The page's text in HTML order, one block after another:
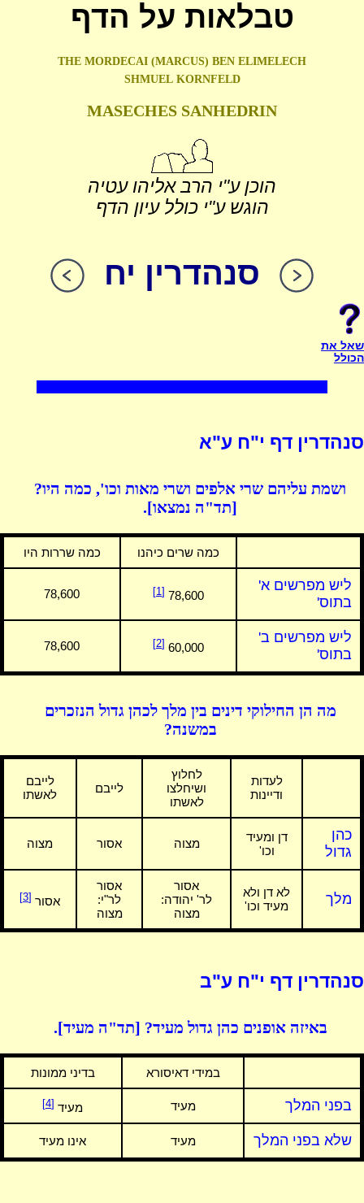
טבלאות על הדף
THE MORDECAI (MARCUS) BEN ELIMELECH
SHMUEL KORNFELD
MASECHES SANHEDRIN
הוכן ע"י הרב אליהו עטיה
הוגש ע"י כולל עיון הדף
סנהדרין יח
שאל את
הכולל
סנהדרין דף י"ח ע"א
ושמת עליהם שרי אלפים ושרי מאות וכו', כמה היו?
[תד"ה נמצאו].
כמה שרים כיהנו כמה שררות היו
ליש מפרשים א'
בתוס'
78,600
[1]
78,600
ליש מפרשים ב'
בתוס'
60,000
[2]
78,600
מה הן החילוקי דינים בין מלך לכהן גדול הנזכרים
במשנה?
לעדות
ודיינות
לחלוץ
ושיחלצו
לאשתו
לייבם
לייבם
לאשתו
כהן
גדול
דן ומעיד
וכו'
מצוה אסור מצוה
מלך
לא דן ולא
מעיד וכו'
אסור
לר' יהודה:
מצוה
אסור
לר"י:
מצוה
אסור [3]
סנהדרין דף י"ח ע"ב
באיזה אופנים כהן גדול מעיד? [תד"ה מעיד].
במידי דאיסורא בדיני ממונות
בפני המלך מעיד מעיד [4]
שלא בפני המלך מעיד אינו מעיד